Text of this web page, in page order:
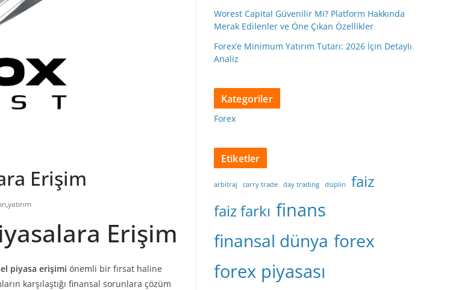
Erişim
,yatırım
Erişim
piyasa erişimi önemli bir fırsat haline
karşılaştığı finansal sorunlara çözüm
Worest Capital Güvenilir Mi? Platform Hakkında
Merak Edilenler ve Öne Çıkan Özellikler
Forex’e Minimum Yatırım Tutarı: 2026 İçin Detaylı
Analiz
Kategoriler
Forex
Etiketler
arbitraj carry trade day trading dsiplin faiz
faiz farkı finans
finansal dünya forex
forex piyasası